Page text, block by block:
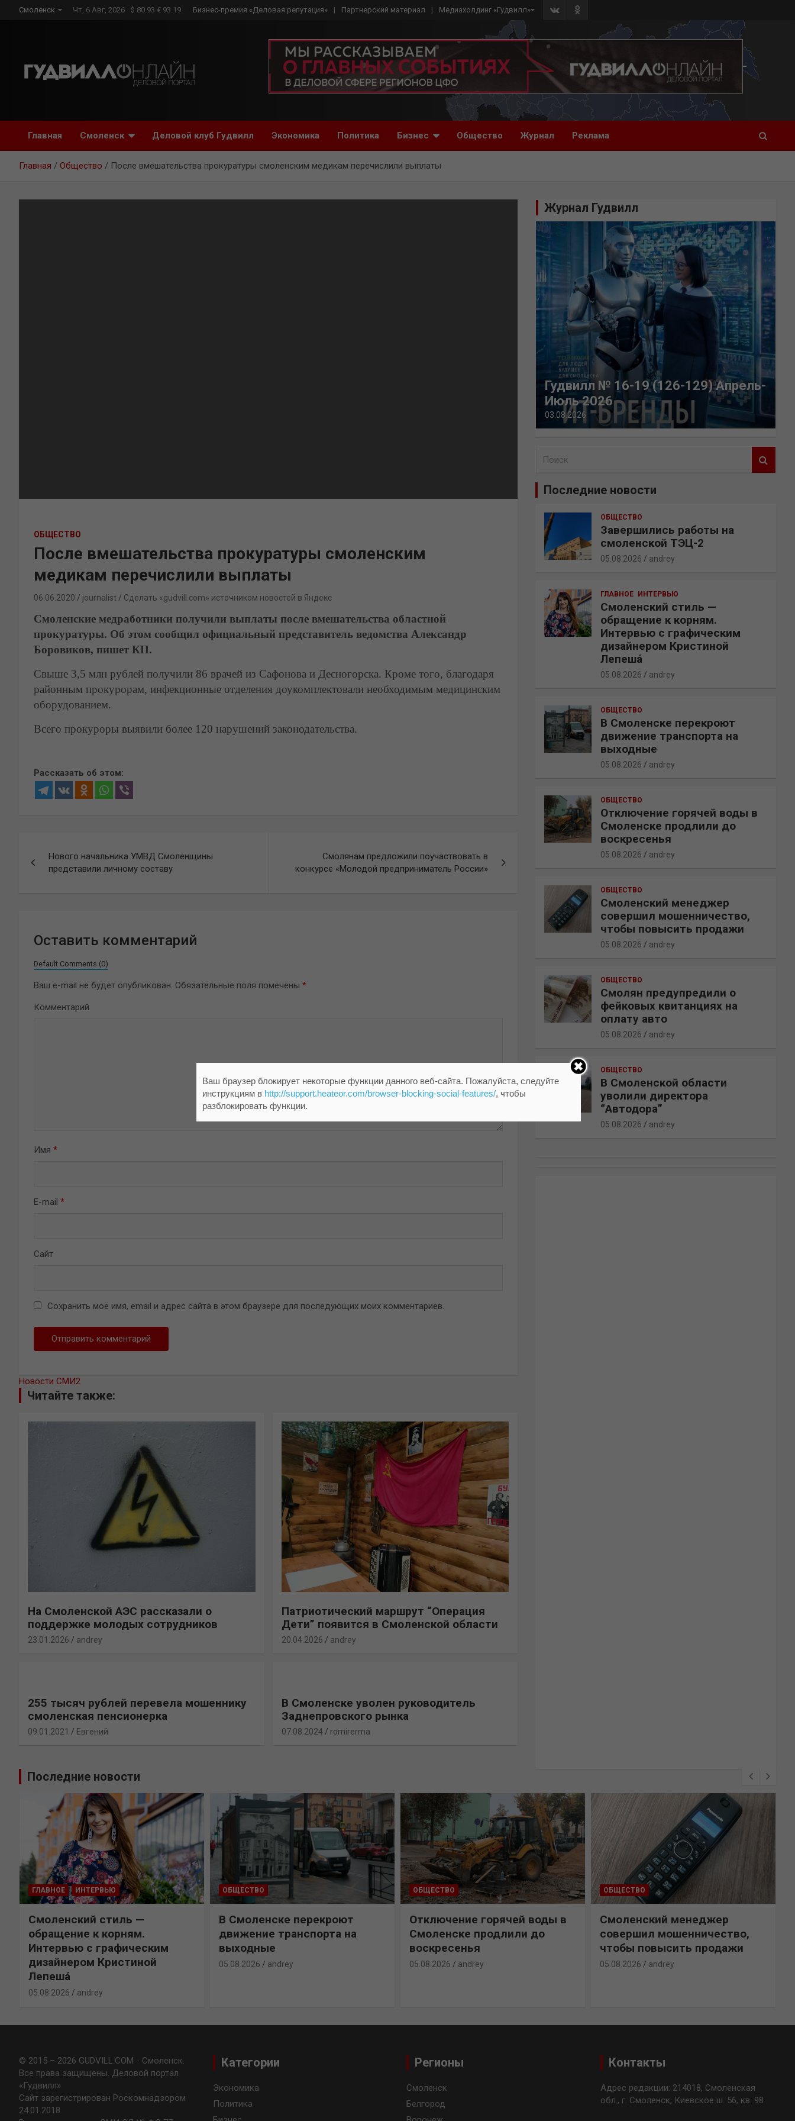
Смоленск Чт, 6 Авг, 2026 $ 80.93 € 93.19 Бизнес-премия «Деловая репутация» Партнерский материал Медиахолдинг «Гудвилл»
Главная Смоленск Деловой клуб Гудвилл Экономика Политика Бизнес Общество Журнал Реклама
Главная Общество После вмешательства прокуратуры смоленским медикам перечислили выплаты
ОБЩЕСТВО
После вмешательства прокуратуры смоленским
медикам перечислили выплаты
06.06.2020 journalist Сделать «gudvill.com» источником новостей в Яндекс
Смоленские медработники получили выплаты после вмешательства областной
прокуратуры. Об этом сообщил официальный представитель ведомства Александр
Боровиков, пишет КП.
Свыше 3,5 млн рублей получили 86 врачей из Сафонова и Десногорска. Кроме того, благодаря
районным прокурорам, инфекционные отделения доукомплектовали необходимым медицинским
оборудованием.
Всего прокуроры выявили более 120 нарушений законодательства.
Рассказать об этом:
по
Нового начальника УМВД Смоленщины
представили личному составу
Смолянам предложили поучаствовать в
конкурсе «Молодой предприниматель России»
Оставить комментарий
Default Comments (0)
Ваш e-mail не будет опубликован. Обязательные поля помечены *
Комментарий
Имя *
E-mail *
Сайт
Сохранить моё имя, email и адрес сайта в этом браузере для последующих моих комментариев.
Новости СМИ2
Читайте также:
На Смоленской АЭС рассказали о
поддержке молодых сотрудников
23.01.2026 andrey
Патриотический маршрут “Операция
Дети” появится в Смоленской области
20.04.2026 andrey
255 тысяч рублей перевела мошеннику
смоленская пенсионерка
09.01.2021 Евгений
В Смоленске уволен руководитель
Заднепровского рынка
07.08.2024 romirerma
Журнал Гудвилл
Гудвилл № 16-19 (126-129) Апрель-
Июль 2026
03.08.2026
Последние новости
ОБЩЕСТВО
Завершились работы на
смоленской ТЭЦ-2
05.08.2026 andrey
ГЛАВНОЕ ИНТЕРВЬЮ
Смоленский стиль —
обращение к корням.
Интервью с графическим
дизайнером Кристиной
Лепешá
05.08.2026 andrey
ОБЩЕСТВО
В Смоленске перекроют
движение транспорта на
выходные
05.08.2026 andrey
ОБЩЕСТВО
Отключение горячей воды в
Смоленске продлили до
воскресенья
05.08.2026 andrey
ОБЩЕСТВО
Смоленский менеджер
совершил мошенничество,
чтобы повысить продажи
05.08.2026 andrey
ОБЩЕСТВО
Смолян предупредили о
фейковых квитанциях на
оплату авто
05.08.2026 andrey
ОБЩЕСТВО
В Смоленской области
уволили директора
“Автодора”
05.08.2026 andrey
Последние новости
ГЛАВНОЕ ИНТЕРВЬЮ
Смоленский стиль —
обращение к корням.
Интервью с графическим
дизайнером Кристиной
Лепешá
05.08.2026 andrey
ОБЩЕСТВО
В Смоленске перекроют
движение транспорта на
выходные
05.08.2026 andrey
ОБЩЕСТВО
Отключение горячей воды в
Смоленске продлили до
воскресенья
05.08.2026 andrey
ОБЩЕСТВО
Смоленский менеджер
совершил мошенничество,
чтобы повысить продажи
05.08.2026 andrey
© 2015 – 2026 GUDVILL.COM - Смоленск.
Все права защищены. Деловой портал
«Гудвилл»
Сайт зарегистрирован Роскомнадзором
24.01.2018
Категории
Экономика
Политика
Регионы
Смоленск
Белгород
Контакты
Адрес редакции: 214018, Смоленская
обл., г. Смоленск, Киевское ш. 56, кв. 98
Ваш браузер блокирует некоторые функции данного веб-сайта. Пожалуйста, следуйте
инструкциям в http://support.heateor.com/browser-blocking-social-features/, чтобы
разблокировать функции.